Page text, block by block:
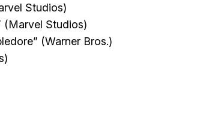
Studios)
(Marvel Studios)
(Warner Bros.)